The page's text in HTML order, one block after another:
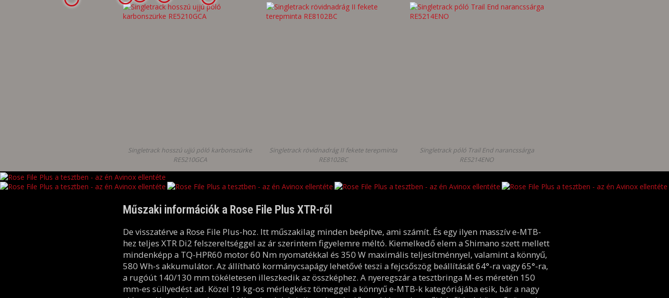
Singletrack hosszú ujjú póló karbonszürke
RE5210GCA
Singletrack rövidnadrág II fekete terepminta
RE8102BC
Singletrack póló Trail End narancssárga
RE5214ENO
Műszaki információk a Rose File Plus XTR-ről
De visszatérve a Rose File Plus-hoz. Itt műszakilag minden beépítve, ami számít. És egy ilyen masszív e-MTB-
hez teljes XTR Di2 felszereltséggel az ár szerintem figyelemre méltó. Kiemelkedő elem a Shimano szett mellett
mindenképp a TQ-HPR60 motor 60 Nm nyomatékkal és 350 W maximális teljesítménnyel, valamint a könnyű,
580 Wh-s akkumulátor. Az állítható kormánycsapágy lehetővé teszi a fejcsőszög beállítását 64°-ra vagy 65°-ra,
a rugóút 140/130 mm tökéletesen illeszkedik az összképhez. A nyeregszár a tesztbringa M-es méretén 150
mm-es süllyedést ad. Közel 19 kg-os mérlegkész tömeggel a könnyű e-MTB-k kategóriájába esik, bár a nagy